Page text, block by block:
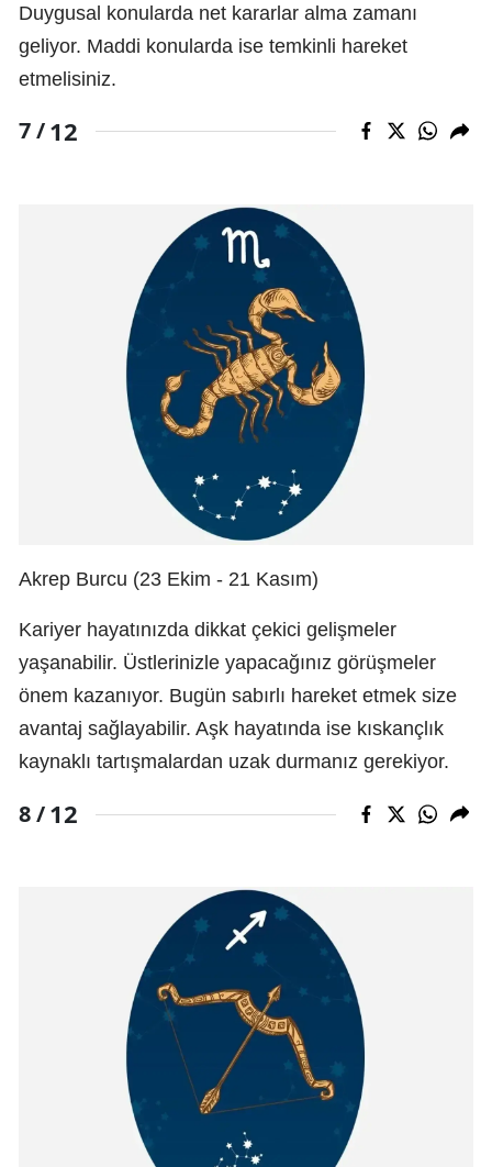
Duygusal konularda net kararlar alma zamanı
geliyor. Maddi konularda ise temkinli hareket
etmelisiniz.
7 /12
Akrep Burcu (23 Ekim - 21 Kasım)
Kariyer hayatınızda dikkat çekici gelişmeler
yaşanabilir. Üstlerinizle yapacağınız görüşmeler
önem kazanıyor. Bugün sabırlı hareket etmek size
avantaj sağlayabilir. Aşk hayatında ise kıskançlık
kaynaklı tartışmalardan uzak durmanız gerekiyor.
8 /12